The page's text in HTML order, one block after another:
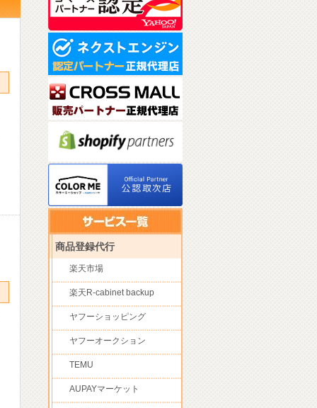
商品登録代行
楽天市場
楽天R-cabinet backup
ヤフーショッピング
ヤフーオークション
TEMU
AUPAYマーケット